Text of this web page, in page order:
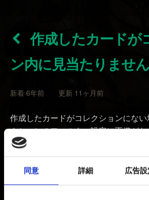
同意 詳細 広告設
作成したカードがコレクショ
ン内に見当たりません
新着 6年前 更新 11ヶ月前
作成したカードがコレクションにな
クションのフィルター設定に不備が
い。フィルター設定用のパネルは、
画面の右側にあります。